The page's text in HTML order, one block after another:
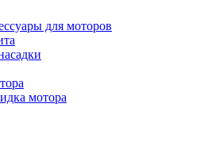
для моторов
мотора